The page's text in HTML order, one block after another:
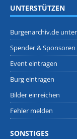
UNTERSTÜTZEN
Burgenarchiv.de
Spender & Sponsoren
Event eintragen
Burg eintragen
Bilder einreichen
Fehler melden
SONSTIGES